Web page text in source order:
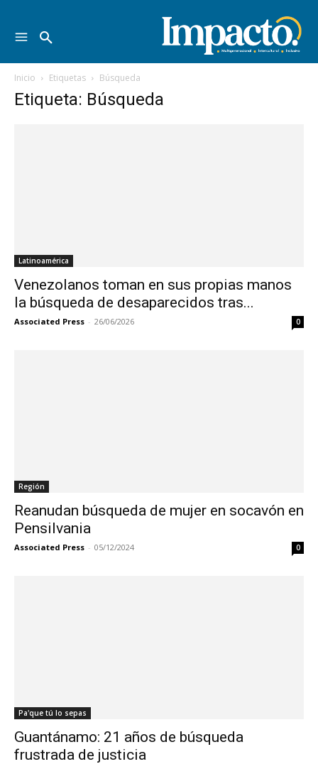
Inicio Etiquetas Búsqueda
Etiqueta: Búsqueda
Latinoamérica
Venezolanos toman en sus propias manos
la búsqueda de desaparecidos tras...
Associated Press - 26/06/2026 0
Región
Reanudan búsqueda de mujer en socavón en
Pensilvania
Associated Press - 05/12/2024 0
Pa'que tú lo sepas
Guantánamo: 21 años de búsqueda
frustrada de justicia